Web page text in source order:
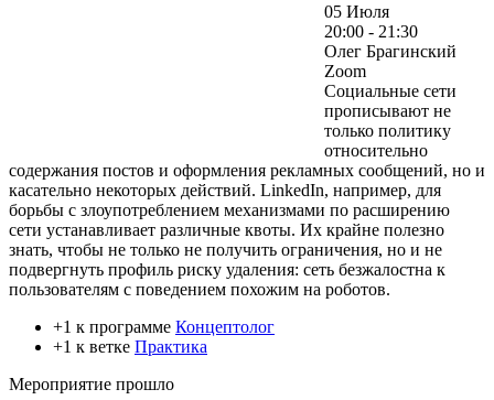
05 Июля
20:00 - 21:30
Олег Брагинский
Zoom
Социальные сети
прописывают не
только политику
относительно
содержания постов и оформления рекламных сообщений, но и
касательно некоторых действий. LinkedIn, например, для
борьбы с злоупотреблением механизмами по расширению
сети устанавливает различные квоты. Их крайне полезно
знать, чтобы не только не получить ограничения, но и не
подвергнуть профиль риску удаления: сеть безжалостна к
пользователям с поведением похожим на роботов.
+1 к программе Концептолог
+1 к ветке Практика
Мероприятие прошло